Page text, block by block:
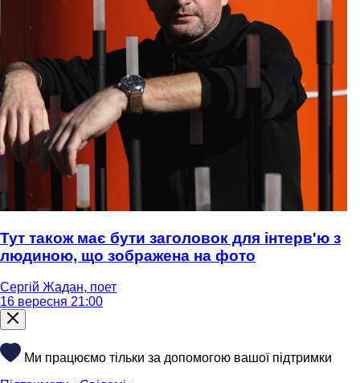
Тут також має бути заголовок для інтерв'ю з
людиною, що зображена на фото
Сергій Жадан, поет
16 вересня 21:00
Ми працюємо тільки за допомогою вашої підтримки